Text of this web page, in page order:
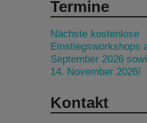
Termine
Nächste kostenlose
Einstiegsworkshops
September 2026
14. November 2026!
Kontakt